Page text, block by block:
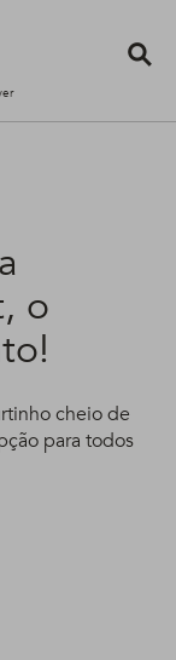
o
cheio de
para todos